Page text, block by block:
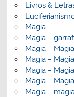
Livros &
Magia
Magia –
Magia –
Magia –
Magia –
Magia –
Magia –